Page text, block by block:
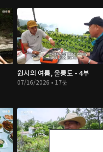
원시의 여름, 울릉도 - 4부
07/16/2026 • 17분